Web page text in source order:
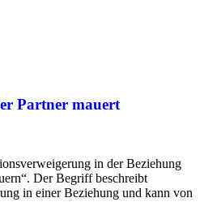
Partner mauert
in der Beziehung
Der Begriff beschreibt
in einer Beziehung und kann von